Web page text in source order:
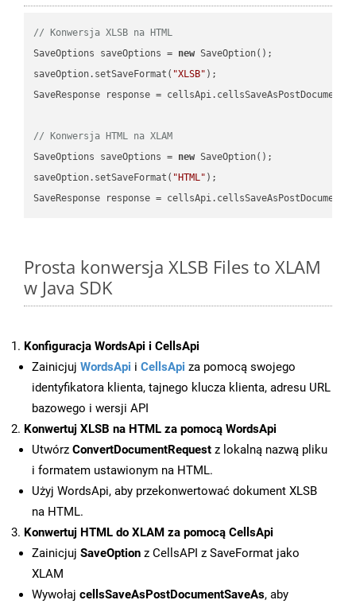
// Konwersja XLSB na HTML
SaveOptions saveOptions = new SaveOption();
saveOption.setSaveFormat( "XLSB" );
SaveResponse response =
// Konwersja HTML na XLAM
SaveOptions saveOptions = new SaveOption();
saveOption.setSaveFormat( "HTML" );
SaveResponse response =
Prosta konwersja XLSB Files to XLAM
w Java SDK
Konfiguracja WordsApi i CellsApi
Zainicjuj WordsApi i CellsApi za pomocą swojego
identyfikatora klienta, tajnego klucza klienta, adresu URL
bazowego i wersji API
Konwertuj XLSB na HTML za pomocą WordsApi
Utwórz ConvertDocumentRequest z lokalną nazwą pliku
i formatem ustawionym na HTML.
Użyj WordsApi, aby przekonwertować dokument XLSB
na HTML.
Konwertuj HTML do XLAM za pomocą CellsApi
Zainicjuj SaveOption z CellsAPI z SaveFormat jako
XLAM
Wywołaj cellsSaveAsPostDocumentSaveAs, aby